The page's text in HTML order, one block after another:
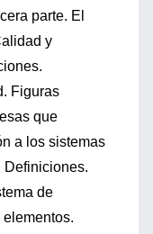
parte. El
y
Figuras
que
a los sistemas
Definiciones.
de